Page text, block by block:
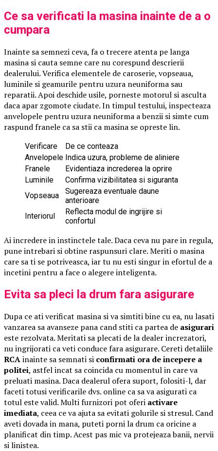
Ce sa verificati la masina inainte de a o
cumpara
Inainte sa semnezi ceva, fa o trecere atenta pe langa
masina si cauta semne care nu corespund descrierii
dealerului. Verifica elementele de caroserie, vopseaua,
luminile si geamurile pentru uzura neuniforma sau
reparatii. Apoi deschide usile, porneste motorul si asculta
daca apar zgomote ciudate. In timpul testului, inspecteaza
anvelopele pentru uzura neuniforma a benzii si simte cum
raspund franele ca sa stii ca masina se opreste lin.
Verificare
De ce conteaza
Anvelopele Indica uzura, probleme de aliniere
Franele
Evidentiaza increderea la oprire
Luminile
Confirma vizibilitatea si siguranta
Vopseaua
Sugereaza eventuale daune
anterioare
Interiorul
Reflecta modul de ingrijire si
confortul
Ai incredere in instinctele tale. Daca ceva nu pare in regula,
pune intrebari si obtine raspunsuri clare. Meriti o masina
care sa ti se potriveasca, iar tu nu esti singur in efortul de a
incetini pentru a face o alegere inteligenta.
Evita sa pleci la drum fara asigurare
Dupa ce ati verificat masina si va simtiti bine cu ea, nu lasati
vanzarea sa avanseze pana cand stiti ca partea de asigurari
este rezolvata. Meritati sa plecati de la dealer increzatori,
nu ingrijorati ca veti conduce fara asigurare. Cereti detaliile
RCAinainte sa semnati si confirmati ora de incepere a
politei, astfel incat sa coincida cu momentul in care va
preluati masina. Daca dealerul ofera suport, folositi-l, dar
faceti totusi verificarile dvs. online ca sa va asigurati ca
totul este valid. Multi furnizori pot oferi activare
imediata, ceea ce va ajuta sa evitati golurile si stresul. Cand
aveti dovada in mana, puteti porni la drum ca oricine a
planificat din timp. Acest pas mic va protejeaza banii, nervii
si linistea.